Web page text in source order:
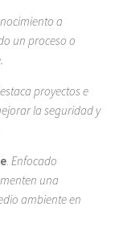
a
un proceso o
proyectos e
la seguridad y
. Enfocado
una
ambiente en